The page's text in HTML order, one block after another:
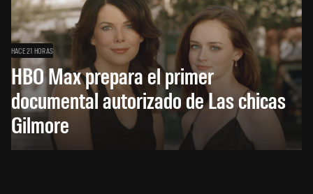
HACE 21 HORAS
HBO Max prepara el primer
documental autorizado de Las chicas
Gilmore